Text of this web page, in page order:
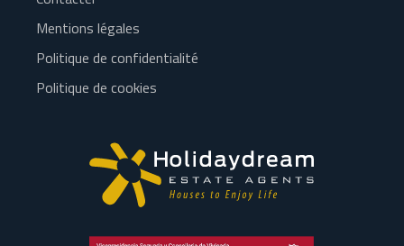
Mentions légales
Politique de confidentialité
Politique de cookies